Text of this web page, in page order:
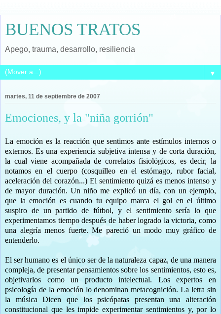
BUENOS TRATOS
Apego, trauma, desarrollo, resiliencia
▼
martes, 11 de septiembre de 2007
Emociones, y la "niña gorrión"
La emoción es la reacción que sentimos ante estímulos internos o
externos. Es una experiencia subjetiva intensa y de corta duración,
la cual viene acompañada de correlatos fisiológicos, es decir, la
notamos en el cuerpo (cosquilleo en el estómago, rubor facial,
aceleración del corazón...) El sentimiento quizá es menos intenso y
de mayor duración. Un niño me explicó un día, con un ejemplo,
que la emoción es cuando tu equipo marca el gol en el último
suspiro de un partido de fútbol, y el sentimiento sería lo que
experimentamos tiempo después de haber logrado la victoria, como
una alegría menos fuerte. Me pareció un modo muy gráfico de
entenderlo.
El ser humano es el único ser de la naturaleza capaz, de una manera
compleja, de presentar pensamientos sobre los sentimientos, esto es,
objetivarlos como un producto intelectual. Los expertos en
psicología de la emoción lo denominan metacognición. La letra sin
la música Dicen que los psicópatas presentan una alteración
constitucional que les impide experimentar sentimientos y, por lo